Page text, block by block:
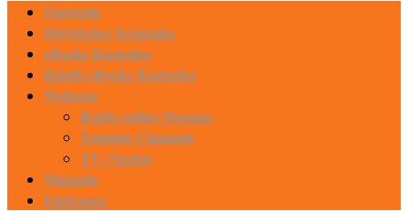
Startseite
Hörbücher Kostenlos
eBooks Kostenlos
Kindle eBooks Kostenlos
Weiteres
Radio online Streams
Youtube Channels
TV / Serien
Magazin
Eintragen